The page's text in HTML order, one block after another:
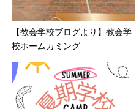
【教会学校ブログより】教会学
校ホームカミング